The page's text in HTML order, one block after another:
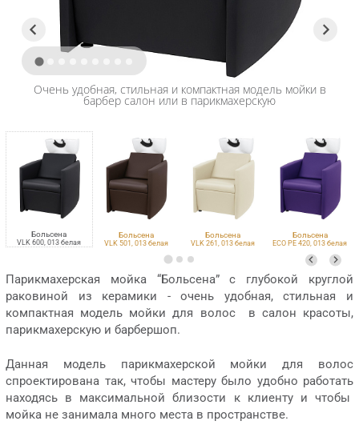
Больсена
VLK 600, 013 белая
Больсена
VLK 501, 013 белая
Больсена
VLK 261, 013 белая
Больсена
ECO PE 420, 013 белая
Очень удобная, стильная и компактная модель мойки в
барбер салон или в парикмахерскую
Парикмахерская мойка “Больсена” с глубокой круглой
раковиной из керамики - очень удобная, стильная и
компактная модель мойки для волос в салон красоты,
парикмахерскую и барбершоп.
Данная модель парикмахерской мойки для волос
спроектирована так, чтобы мастеру было удобно работать
находясь в максимальной близости к клиенту и чтобы
мойка не занимала много места в пространстве.